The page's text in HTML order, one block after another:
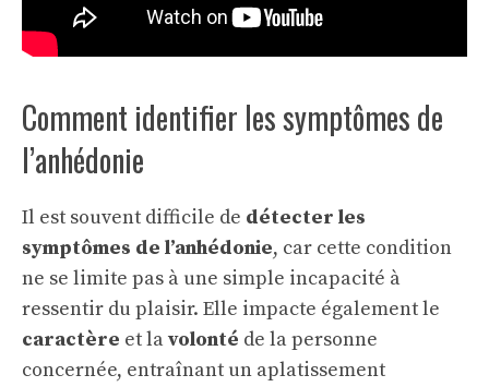
Comment identifier les symptômes de
l’anhédonie
Il est souvent difficile de détecter les
symptômes de l’anhédonie, car cette condition
ne se limite pas à une simple incapacité à
ressentir du plaisir. Elle impacte également le
caractère et lavolonté de la personne
concernée, entraînant un aplatissement